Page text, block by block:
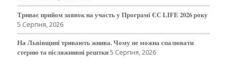
Триває прийом заявок на участь у Програмі ЄС LIFE 2026 року
5 Серпня, 2026
На Львівщині тривають жнива. Чому не можна спалювати
стерню та післяжнивні рештки5 Серпня, 2026